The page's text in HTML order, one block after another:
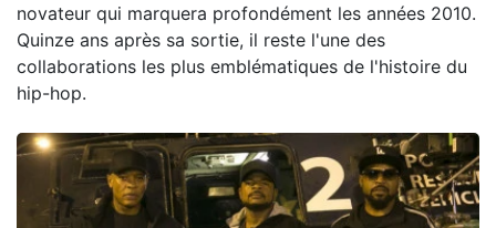
novateur qui marquera profondément les années 2010.
Quinze ans après sa sortie, il reste l'une des
collaborations les plus emblématiques de l'histoire du
hip-hop.